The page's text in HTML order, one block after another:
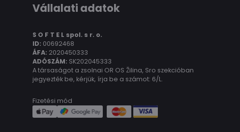
Vállalati adatok
S O F T E L spol. s r. o.
ID: 00692468
ÁFA: 2020450333
ADÓSZÁM: SK202045333
A társaságot a zsolnai OR OS Žilina, Sro szekcióban
jegyezték be, kérjük, írja be a számot: 6/L.
Fizetési mód